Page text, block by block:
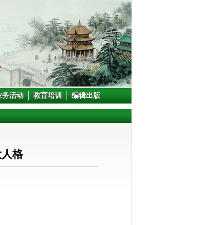
务活动 教育培训 编辑出版
格